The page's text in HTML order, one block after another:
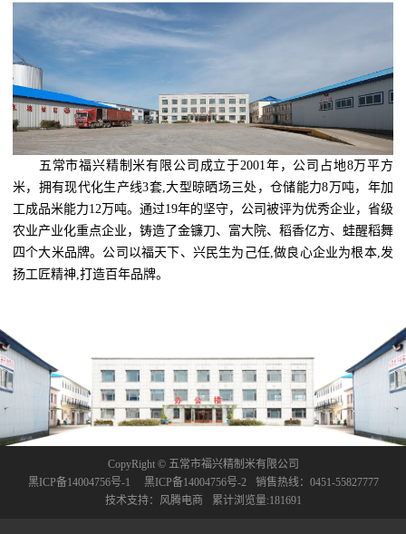
五常市福兴精制米有限公司成立于2001年，公司占地8万平方
米，拥有现代化生产线3套,大型晾晒场三处，仓储能力8万吨，年加
工成品米能力12万吨。通过19年的坚守，公司被评为优秀企业，省级
农业产业化重点企业，铸造了金镰刀、富大院、稻香亿方、蛙醒稻舞
四个大米品牌。公司以福天下、兴民生为己任,做良心企业为根本,发
扬工匠精神,打造百年品牌。
CopyRight © 五常市福兴精制米有限公司
黑ICP备14004756号-1
黑ICP备14004756号-2
销售热线：0451-55827777
技术支持：风腾电商
累计浏览量:181691